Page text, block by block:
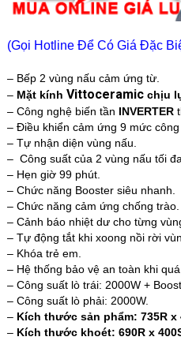
(Gọi Hotline Để Có Giá Đặc
– Bếp 2 vùng nấu cảm ứng từ.
– Mặt kínhVittoceramic chịu
– Công nghệ biến tần INVERTER
– Điều khiển cảm ứng 9 mức công
– Tự nhận diện vùng nấu.
– Công suất của 2 vùng nấu tối
– Hẹn giờ 99 phút.
– Chức năng Booster siêu nhanh.
– Chức năng cảm ứng chống trào.
– Cảnh báo nhiệt dư cho từng
– Tự động tắt khi xoong nồi rời
– Khóa trẻ em.
– Hệ thống bảo vệ an toàn khi
– Công suất lò trái: 2000W +
– Công suất lò phải: 2000W.
– Kích thước sản phẩm: 735R x
– Kích thước khoét: 690R x